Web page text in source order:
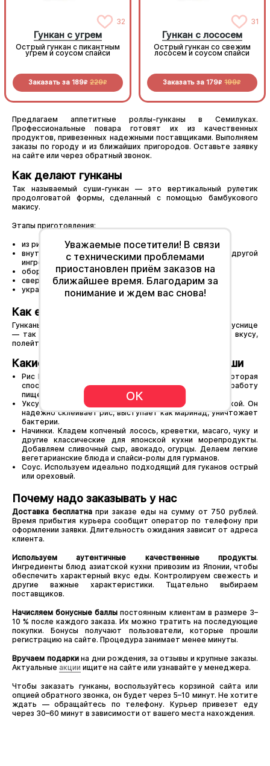
32
Гункан с угрем
Острый гункан с пикантным
угрем и соусом спайси
Заказать за 189R 229R
31
Гункан с лососем
Острый гункан со свежим
лососем и соусом спайси
Заказать за 179R 199R
Предлагаем аппетитные роллы-гунканы в Семилуках.
Профессиональные повара готовят их из качественных
продуктов, привезенных надежными поставщиками. Выполняем
заказы по городу и из ближайших пригородов. Оставьте заявку
на сайте или через обратный звонок.
Как делают гунканы
Так называемый суши-гункан — это вертикальный рулетик
продолговатой формы, сделанный с помощью бамбукового
макису.
Этапы приготовления:
из риса вылепляют комок;
внутрь кладут начинку — краба, тунца, угря или другой
ингредиент на выбор;
оборачивают в лист водоросли нори;
сверху поливают соусом;
украшают икрой или рыбой.
Как едят такие роллы
Гунканы нельзя переворачивать и надолго оставлять в соуснице
— так ролл развалится. Положите имбирь и васаби по вкусу,
полейте верх закуски соевым соусом и ешьте.
Какие компоненты используются для суши
Рис Nishiki. Полезный продукт, богатый клетчаткой, которая
способствует снижению веса и улучшает работу
пищеварительной системы.
Уксус Mitsukan с легким ароматом и приятной кислинкой. Он
надежно склеивает рис, выступает как маринад, уничтожает
бактерии.
Начинки. Кладем копченый лосось, креветки, масаго, чуку и
другие классические для японской кухни морепродукты.
Добавляем сливочный сыр, авокадо, огурцы. Делаем легкие
вегетарианские блюда и спайси-ролы для гурманов.
Соус. Используем идеально подходящий для гуканов острый
или ореховый.
Почему надо заказывать у нас
Доставка бесплатнапри заказе еды на сумму от 750 рублей.
Время прибытия курьера сообщит оператор по телефону при
оформлении заявки. Длительность ожидания зависит от адреса
клиента.
Используем аутентичные качественные продукты.
Ингредиенты блюд азиатской кухни привозим из Японии, чтобы
обеспечить характерный вкус еды. Контролируем свежесть и
другие важные характеристики. Тщательно выбираем
поставщиков.
Начисляем бонусные баллы постоянным клиентам в размере 3–
10 % после каждого заказа. Их можно тратить на последующие
покупки. Бонусы получают пользователи, которые прошли
регистрацию на сайте. Процедура занимает менее минуты.
Вручаем подаркина дни рождения, за отзывы и крупные заказы.
Актуальные акции ищите на сайте или узнавайте у менеджера.
Чтобы заказать гунканы, воспользуйтесь корзиной сайта или
опцией обратного звонка, он будет через 5–10 минут. Не хотите
ждать — обращайтесь по телефону. Курьер привезет еду
через 30–60 минут в зависимости от вашего места нахождения.
Уважаемые посетители! В связи
с техническими проблемами
приостановлен приём заказов на
ближайшее время. Благодарим за
понимание и ждем вас снова!
ОК